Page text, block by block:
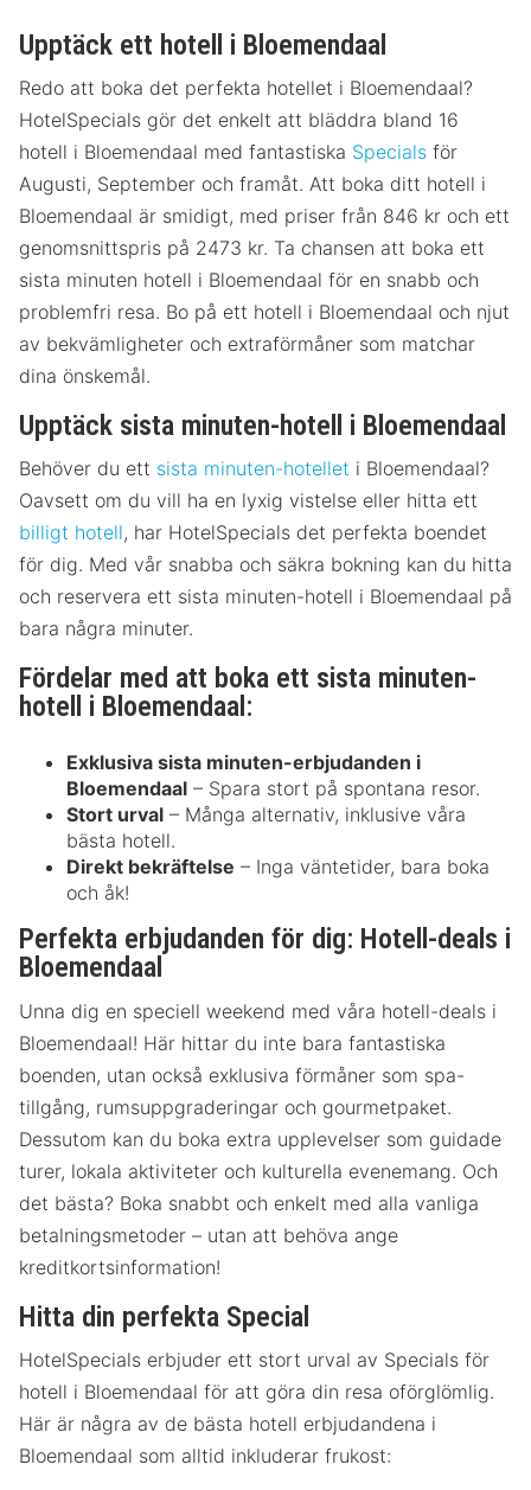
Upptäck ett hotell i Bloemendaal
Redo att boka det perfekta hotellet i Bloemendaal?
HotelSpecials gör det enkelt att bläddra bland 16
hotell i Bloemendaal med fantastiska Specials för
Augusti, September och framåt. Att boka ditt hotell i
Bloemendaal är smidigt, med priser från 846 kr och ett
genomsnittspris på 2473 kr. Ta chansen att boka ett
sista minuten hotell i Bloemendaal för en snabb och
problemfri resa. Bo på ett hotell i Bloemendaal och njut
av bekvämligheter och extraförmåner som matchar
dina önskemål.
Upptäck sista minuten-hotell i Bloemendaal
Behöver du ett sista minuten-hotellet i Bloemendaal?
Oavsett om du vill ha en lyxig vistelse eller hitta ett
billigt hotell, har HotelSpecials det perfekta boendet
för dig. Med vår snabba och säkra bokning kan du hitta
och reservera ett sista minuten-hotell i Bloemendaal på
bara några minuter.
Fördelar med att boka ett sista minuten-
hotell i Bloemendaal:
Exklusiva sista minuten-erbjudanden i
Bloemendaal – Spara stort på spontana resor.
Stort urval – Många alternativ, inklusive våra
bästa hotell.
Direkt bekräftelse – Inga väntetider, bara boka
och åk!
Perfekta erbjudanden för dig: Hotell-deals i
Bloemendaal
Unna dig en speciell weekend med våra hotell-deals i
Bloemendaal! Här hittar du inte bara fantastiska
boenden, utan också exklusiva förmåner som spa-
tillgång, rumsuppgraderingar och gourmetpaket.
Dessutom kan du boka extra upplevelser som guidade
turer, lokala aktiviteter och kulturella evenemang. Och
det bästa? Boka snabbt och enkelt med alla vanliga
betalningsmetoder – utan att behöva ange
kreditkortsinformation!
Hitta din perfekta Special
HotelSpecials erbjuder ett stort urval av Specials för
hotell i Bloemendaal för att göra din resa oförglömlig.
Här är några av de bästa hotell erbjudandena i
Bloemendaal som alltid inkluderar frukost: